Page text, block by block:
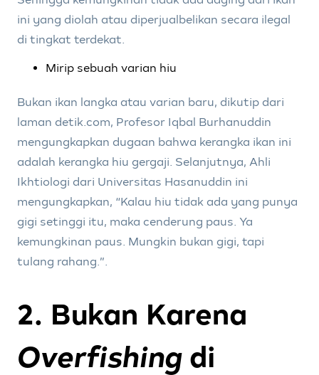
ini yang diolah atau diperjualbelikan secara ilegal
di tingkat terdekat.
Mirip sebuah varian hiu
Bukan ikan langka atau varian baru, dikutip dari
laman detik.com, Profesor Iqbal Burhanuddin
mengungkapkan dugaan bahwa kerangka ikan ini
adalah kerangka hiu gergaji. Selanjutnya, Ahli
Ikhtiologi dari Universitas Hasanuddin ini
mengungkapkan, “Kalau hiu tidak ada yang punya
gigi setinggi itu, maka cenderung paus. Ya
kemungkinan paus. Mungkin bukan gigi, tapi
tulang rahang.”.
2. Bukan Karena
Overfishingdi